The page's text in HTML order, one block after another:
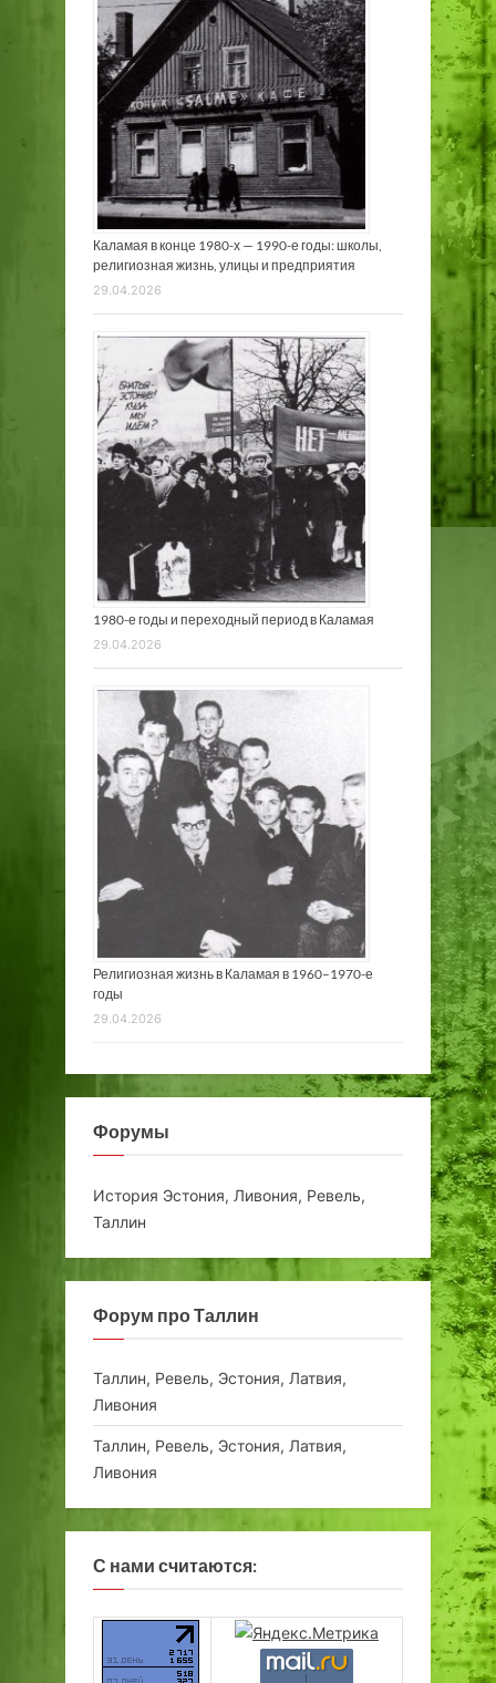
Каламая в конце 1980-х — 1990-е годы: школы,
религиозная жизнь, улицы и предприятия
29.04.2026
1980-е годы и переходный период в Каламая
29.04.2026
Религиозная жизнь в Каламая в 1960–1970-е
годы
29.04.2026
Форумы
История Эстония, Ливония, Ревель,
Таллин
Форум про Таллин
Таллин, Ревель, Эстония, Латвия,
Ливония
Таллин, Ревель, Эстония, Латвия,
Ливония
С нами считаются: